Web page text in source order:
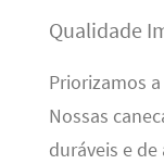
Qualidade
Priorizamos
Nossas
duráveis e